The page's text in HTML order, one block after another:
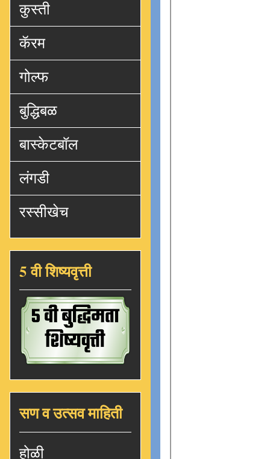
कुस्ती
कॅरम
गोल्फ
बुद्धिबळ
बास्केटबॉल
लंगडी
रस्सीखेच
5 वी शिष्यवृत्ती
सण व उत्सव माहिती
होळी